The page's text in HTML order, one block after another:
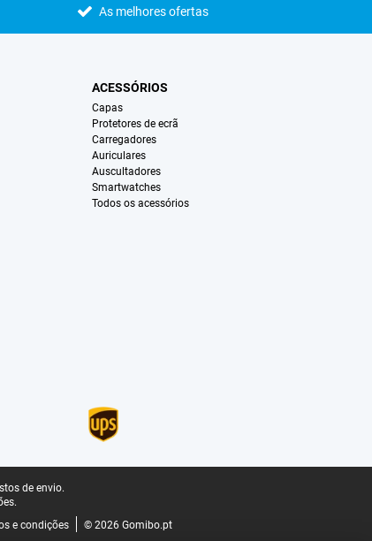
As melhores ofertas
ACESSÓRIOS
Capas
Protetores de ecrã
Carregadores
Auriculares
Auscultadores
Smartwatches
Todos os acessórios
de envio.
e condições © 2026 Gomibo.pt